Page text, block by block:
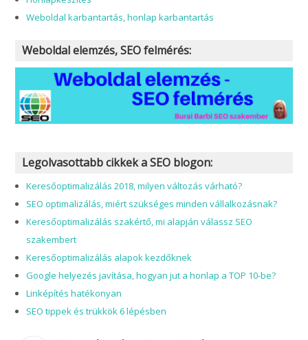
Weboldal karbantartás, honlap karbantartás
Weboldal elemzés, SEO felmérés:
Legolvasottabb cikkek a SEO blogon:
Keresőoptimalizálás 2018, milyen változás várható?
SEO optimalizálás, miért szükséges minden vállalkozásnak?
Keresőoptimalizálás szakértő, mi alapján válassz SEO
szakembert
Keresőoptimalizálás alapok kezdőknek
Google helyezés javítása, hogyan jut a honlap a TOP 10-be?
Linképítés hatékonyan
SEO tippek és trükkök 6 lépésben